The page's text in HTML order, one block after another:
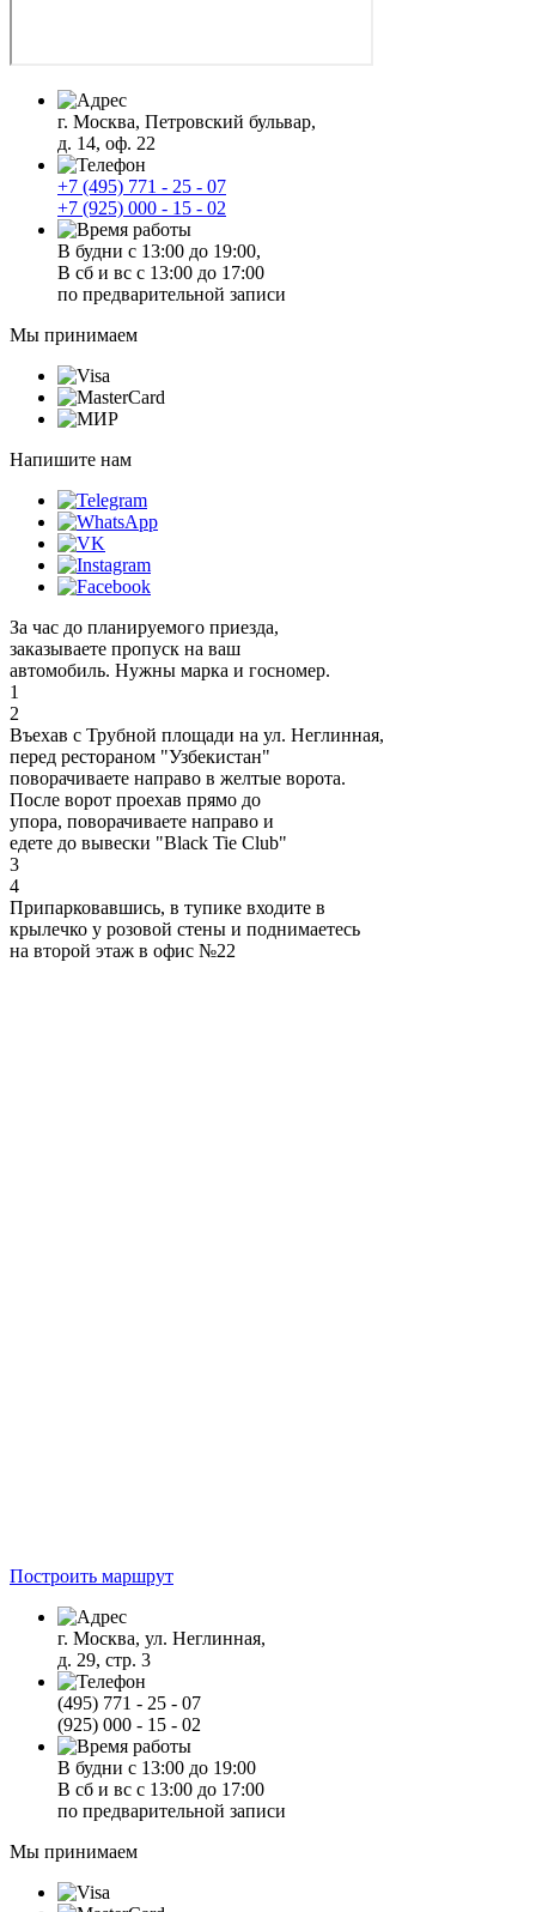
г. Москва, Петровский бульвар,
д. 14, оф. 22
+7 (495) 771 - 25 - 07
+7 (925) 000 - 15 - 02
В будни с 13:00 до 19:00,
В сб и вс с 13:00 до 17:00
по предварительной записи
Мы принимаем
Напишите нам
За час до планируемого приезда,
заказываете пропуск на ваш
автомобиль. Нужны марка и госномер.
1
2
Въехав с Трубной площади на ул. Неглинная,
перед рестораном "Узбекистан"
поворачиваете направо в желтые ворота.
После ворот проехав прямо до
упора, поворачиваете направо и
едете до вывески "Black Tie Club"
3
4
Припарковавшись, в тупике входите в
крылечко у розовой стены и поднимаетесь
на второй этаж в офис №22
Построить маршрут
г. Москва, ул. Неглинная,
д. 29, стр. 3
(495) 771 - 25 - 07
(925) 000 - 15 - 02
В будни с 13:00 до 19:00
В сб и вс с 13:00 до 17:00
по предварительной записи
Мы принимаем